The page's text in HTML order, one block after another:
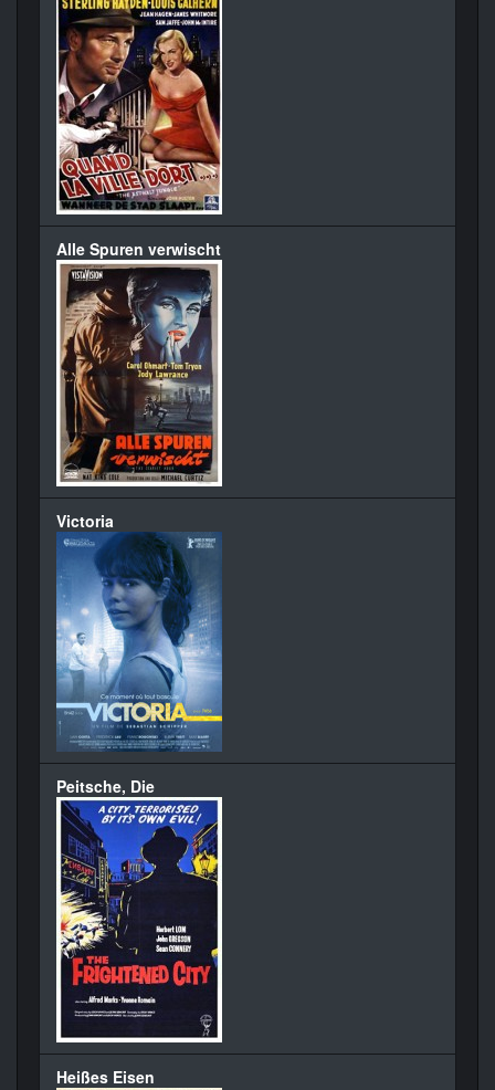
Alle Spuren verwischt
Victoria
Peitsche, Die
Heißes Eisen